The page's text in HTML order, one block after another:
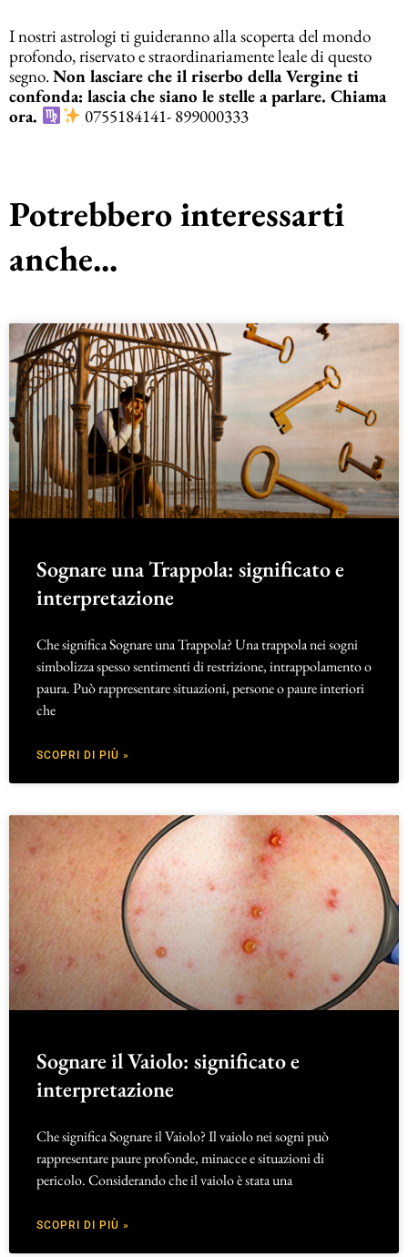
I nostri astrologi ti guideranno alla scoperta del mondo
profondo, riservato e straordinariamente leale di questo
segno.Non lasciare che il riserbo della Vergine ti
confonda: lascia che siano le stelle a parlare. Chiama
ora.
0755184141- 899000333
Potrebbero interessarti
anche...
Sognare una Trappola: significato e
interpretazione
Che significa Sognare una Trappola? Una trappola nei sogni
simbolizza spesso sentimenti di restrizione, intrappolamento o
paura. Può rappresentare situazioni, persone o paure interiori
che
SCOPRI DI PIÙ »
Sognare il Vaiolo: significato e
interpretazione
Che significa Sognare il Vaiolo? Il vaiolo nei sogni può
rappresentare paure profonde, minacce e situazioni di
pericolo. Considerando che il vaiolo è stata una
SCOPRI DI PIÙ »